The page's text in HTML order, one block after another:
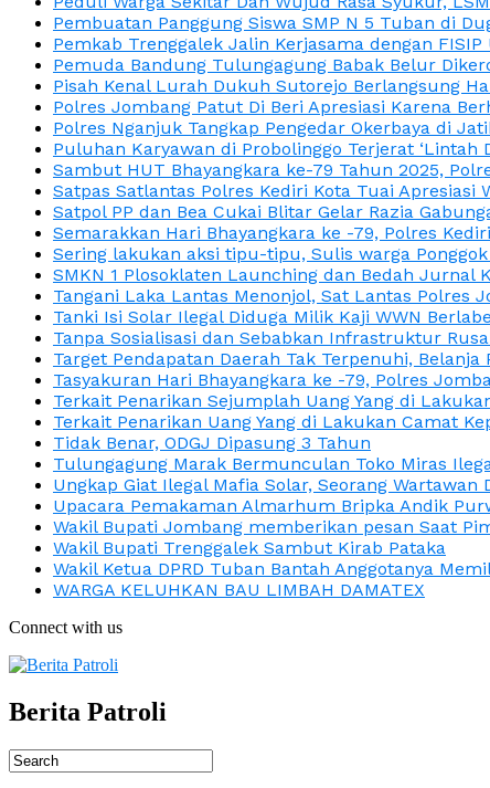
Pembuatan Panggung Siswa SMP N 5 Tuban di
Pemkab Trenggalek Jalin Kerjasama dengan FISIP
Pemuda Bandung Tulungagung Babak Belur
Pisah Kenal Lurah Dukuh Sutorejo Berlangsung
Polres Jombang Patut Di Beri Apresiasi Karena
Polres Nganjuk Tangkap Pengedar Okerbaya di
Puluhan Karyawan di Probolinggo Terjerat ‘Lintah
Sambut HUT Bhayangkara ke-79 Tahun 2025,
Satpas Satlantas Polres Kediri Kota Tuai Apresiasi
Satpol PP dan Bea Cukai Blitar Gelar Razia
Semarakkan Hari Bhayangkara ke -79, Polres
Sering lakukan aksi tipu-tipu, Sulis warga
SMKN 1 Plosoklaten Launching dan Bedah Jurnal
Tangani Laka Lantas Menonjol, Sat Lantas Polres
Tanki Isi Solar Ilegal Diduga Milik Kaji WWN
Tanpa Sosialisasi dan Sebabkan Infrastruktur
Target Pendapatan Daerah Tak Terpenuhi,
Tasyakuran Hari Bhayangkara ke -79, Polres
Terkait Penarikan Sejumplah Uang Yang di
Terkait Penarikan Uang Yang di Lakukan Camat
Tidak Benar, ODGJ Dipasung 3 Tahun
Tulungagung Marak Bermunculan Toko Miras
Ungkap Giat Ilegal Mafia Solar, Seorang
Upacara Pemakaman Almarhum Bripka Andik
Wakil Bupati Jombang memberikan pesan Saat
Wakil Bupati Trenggalek Sambut Kirab Pataka
Wakil Ketua DPRD Tuban Bantah Anggotanya
WARGA KELUHKAN BAU LIMBAH DAMATEX
Connect with us
Berita Patroli